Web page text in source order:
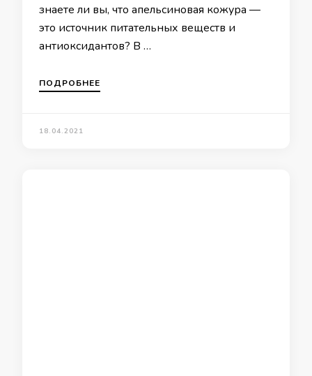
знаете ли вы, что апельсиновая кожура —
это источник питательных веществ и
антиоксидантов? В …
ПОДРОБНЕЕ
18.04.2021